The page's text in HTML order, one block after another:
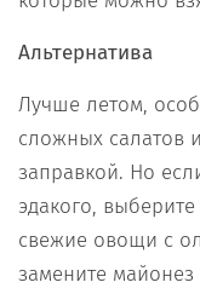
Альтернатива
Лучше летом,
сложных салатов
заправкой. Но
эдакого,
свежие овощи с
замените